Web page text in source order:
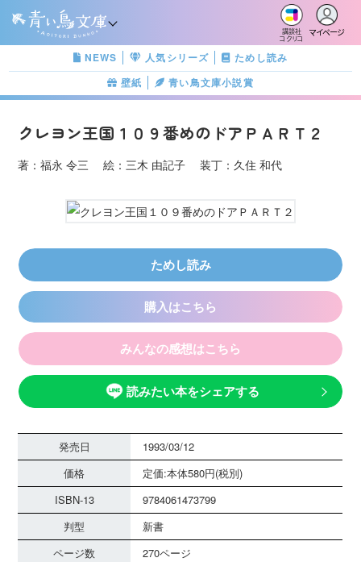
講談社
コクリコ
マイページ
NEWS 人気シリーズ
ためし読み
壁紙
青い鳥文庫小説賞
クレヨン王国１０９番めのドアＰＡＲＴ２
著：福永 令三 絵：三木 由記子 装丁：久住 和代
ためし読み
購入はこちら
みんなの感想はこちら
読みたい本をシェアする
発売日
1993/03/12
価格
定価:本体580円(税別)
ISBN-13
9784061473799
判型
新書
ページ数
270ページ